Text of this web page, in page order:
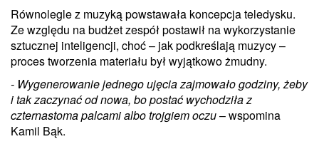
Równolegle z muzyką powstawała koncepcja teledysku.
Ze względu na budżet zespół postawił na wykorzystanie
sztucznej inteligencji, choć – jak podkreślają muzycy –
proces tworzenia materiału był wyjątkowo żmudny.
- Wygenerowanie jednego ujęcia zajmowało godziny, żeby
i tak zaczynać od nowa, bo postać wychodziła z
czternastoma palcami albo trojgiem oczu– wspomina
Kamil Bąk.